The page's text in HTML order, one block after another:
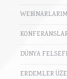
DÜNYA
ERDEMLER